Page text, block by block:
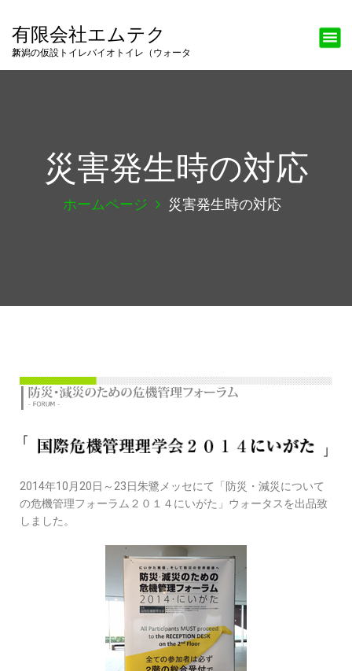
有限会社エムテク
新潟の仮設トイレバイオトイレ（ウォータス）
災害発生時の対応
ホームページ 災害発生時の対応
2014年10月20日～23日朱鷺メッセにて「防災・減災について
の危機管理フォーラム２０１４にいがた」ウォータスを出品致
しました。